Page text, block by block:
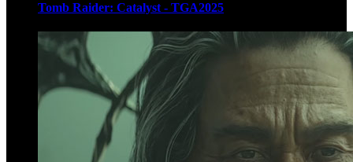
Tomb Raider: Catalyst - TGA2025